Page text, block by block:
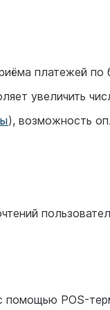
платежей по
увеличить
), возможность
помощью POS-